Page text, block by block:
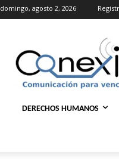
domingo, agosto 2, 2026
DERECHOS HUMANOS